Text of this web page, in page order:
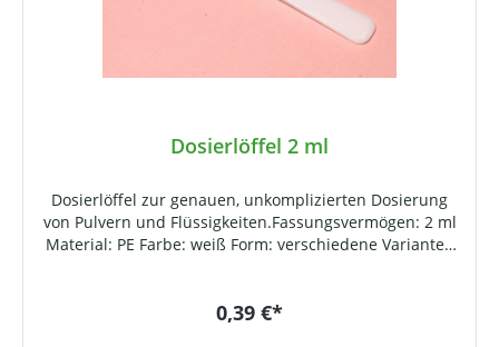
Dosierlöffel 2 ml
Dosierlöffel zur genauen, unkomplizierten Dosierung
von Pulvern und Flüssigkeiten.Fassungsvermögen: 2 ml
Material: PE Farbe: weiß Form: verschiedene Varianten
entsprechend der GMP-Richtlinie.
0,39 €*